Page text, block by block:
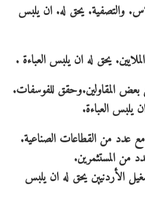
والتصفية. يحق له. ان يلبس
يحق له ان يلبس العباءة .
المقاولين.وحقق للفوسفات.
يلبس العباءة.
من القطاعات الصناعية.
من المستثمرين.
الأردنيين يحق له ان يلبس